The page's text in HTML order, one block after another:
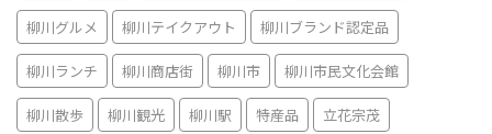
柳川グルメ 柳川テイクアウト 柳川ブランド認定品
柳川ランチ 柳川商店街 柳川市 柳川市民文化会館
柳川散歩 柳川観光 柳川駅 特産品 立花宗茂